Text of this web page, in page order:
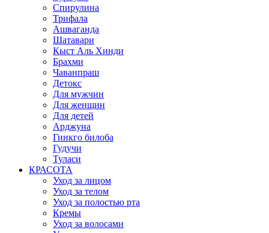
Спирулина
Трифала
Ашваганда
Шатавари
Кыст Аль Хинди
Брахми
Чаванпраш
Детокс
Для мужчин
Для женщин
Для детей
Арджуна
Гинкго билоба
Гудучи
Туласи
КРАСОТА
Уход за лицом
Уход за телом
Уход за полостью рта
Кремы
Уход за волосами